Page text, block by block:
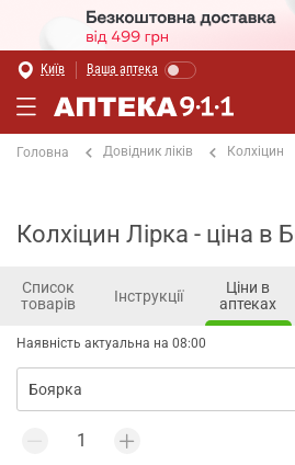
Київ Ваша аптека
Головна Довідник ліків Колхіцин
Колхіцин Лірка - ціна в
Список
товарів
Інструкції
Ціни в
аптеках
Наявність актуальна на 08:00